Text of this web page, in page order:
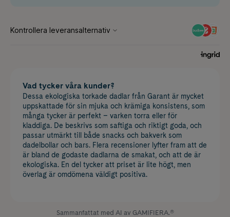
Vad tycker våra kunder?
Dessa ekologiska torkade dadlar från Garant är mycket
uppskattade för sin mjuka och krämiga konsistens, som
många tycker är perfekt – varken torra eller för
kladdiga. De beskrivs som saftiga och riktigt goda, och
passar utmärkt till både snacks och bakverk som
dadelbollar och bars. Flera recensioner lyfter fram att de
är bland de godaste dadlarna de smakat, och att de är
ekologiska. En del tycker att priset är lite högt, men
överlag är omdömena väldigt positiva.
Sammanfattat med AI av GAMIFIERA.®